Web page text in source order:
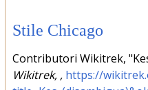
Stile Chicago
Contributori Wikitrek,
Wikitrek, , https://